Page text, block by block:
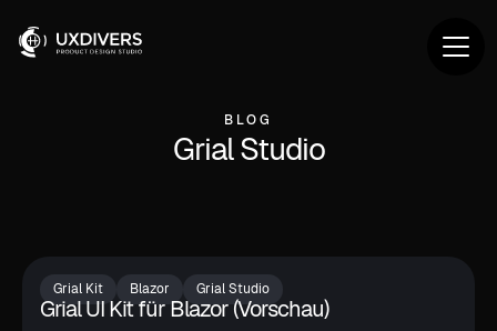
BLOG
Grial Studio
Grial Kit Blazor Grial Studio
Grial UI Kit für Blazor (Vorschau)